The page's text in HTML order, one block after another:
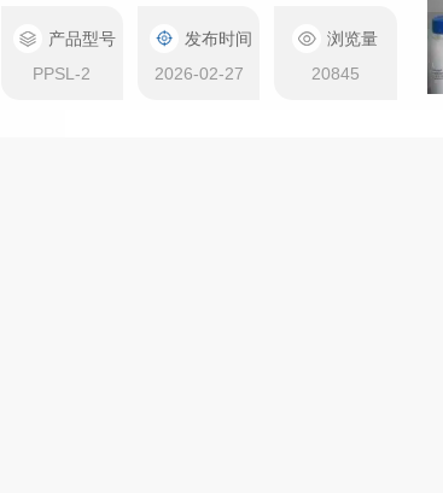
括脱水蔬菜），以及甲壳类动物和肉类等带有贝
壳或骨碎片的产品。是目前欧盟检测辐照食品的
产品型号
PPSL-2
发布时间
2026-02-27
浏览量
20845